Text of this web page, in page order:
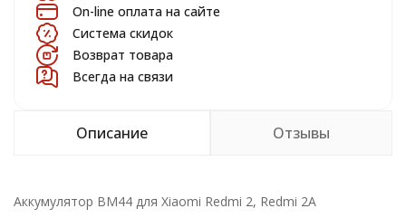
On-line оплата на сайте
Система скидок
Возврат товара
Всегда на связи
Описание Отзывы
Аккумулятор BM44 для Xiaomi Redmi 2, Redmi 2A